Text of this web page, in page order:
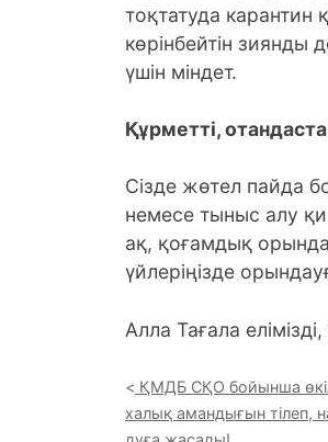
тоқтатуда карантин
көрінбейтін зиянды
үшін міндет.
Құрметті,
Сізде жөтел пайда
немесе тыныс алу
ақ, қоғамдық
үйлеріңізде
Алла Тағала
ҚМДБ СҚО бойынша
халық амандығын тілеп,